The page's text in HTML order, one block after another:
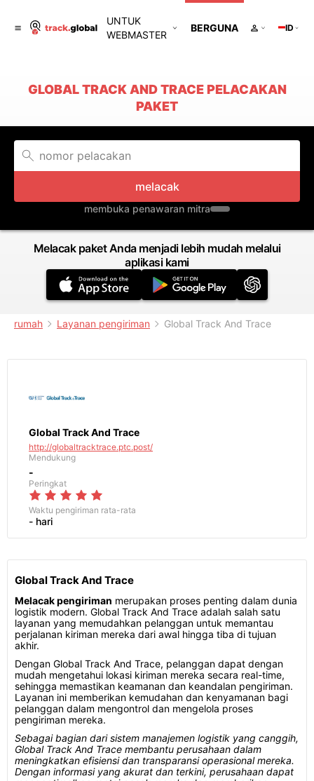
UNTUK
WEBMASTER
BERGUNA ID
GLOBAL TRACK AND TRACE PELACAKAN
PAKET
melacak
membuka penawaran mitra
Melacak paket Anda menjadi lebih mudah melalui
aplikasi kami
rumah Layanan pengiriman Global Track And Trace
Global Track And Trace
http://globaltracktrace.ptc.post/
Mendukung
-
Peringkat
Waktu pengiriman rata-rata
- hari
Global Track And Trace
Melacak pengiriman merupakan proses penting dalam dunia
logistik modern. Global Track And Trace adalah salah satu
layanan yang memudahkan pelanggan untuk memantau
perjalanan kiriman mereka dari awal hingga tiba di tujuan
akhir.
Dengan Global Track And Trace, pelanggan dapat dengan
mudah mengetahui lokasi kiriman mereka secara real-time,
sehingga memastikan keamanan dan keandalan pengiriman.
Layanan ini memberikan kemudahan dan kenyamanan bagi
pelanggan dalam mengontrol dan mengelola proses
pengiriman mereka.
Sebagai bagian dari sistem manajemen logistik yang canggih,
Global Track And Trace membantu perusahaan dalam
meningkatkan efisiensi dan transparansi operasional mereka.
Dengan informasi yang akurat dan terkini, perusahaan dapat